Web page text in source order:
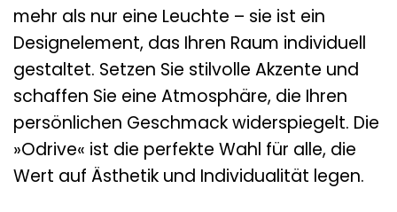
mehr als nur eine Leuchte – sie ist ein
Designelement, das Ihren Raum individuell
gestaltet. Setzen Sie stilvolle Akzente und
schaffen Sie eine Atmosphäre, die Ihren
persönlichen Geschmack widerspiegelt. Die
»Odrive« ist die perfekte Wahl für alle, die
Wert auf Ästhetik und Individualität legen.